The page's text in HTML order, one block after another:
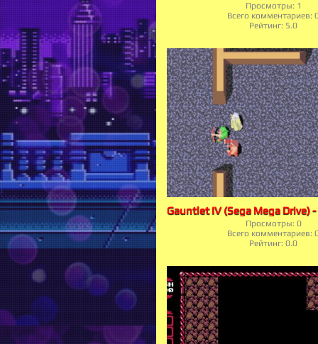
Просмотры: 1
Всего комментариев:
Рейтинг: 5.0
Просмотры: 0
Всего комментариев:
Рейтинг: 0.0